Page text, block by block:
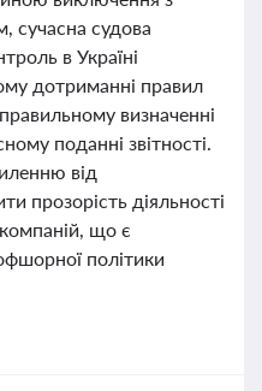
сучасна судова
в Україні
дотриманні правил
визначенні
поданні звітності.
від
прозорість діяльності
що є
політики